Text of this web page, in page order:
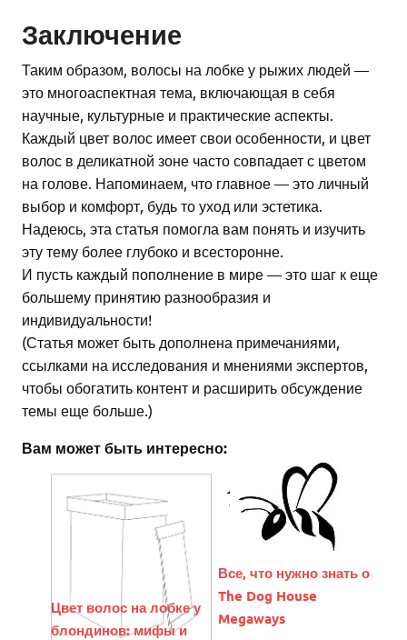
Заключение
Таким образом, волосы на лобке у рыжих людей —
это многоаспектная тема, включающая в себя
научные, культурные и практические аспекты.
Каждый цвет волос имеет свои особенности, и цвет
волос в деликатной зоне часто совпадает с цветом
на голове. Напоминаем, что главное — это личный
выбор и комфорт, будь то уход или эстетика.
Надеюсь, эта статья помогла вам понять и изучить
эту тему более глубоко и всесторонне.
И пусть каждый пополнение в мире — это шаг к еще
большему принятию разнообразия и
индивидуальности!
(Статья может быть дополнена примечаниями,
ссылками на исследования и мнениями экспертов,
чтобы обогатить контент и расширить обсуждение
темы еще больше.)
Вам может быть интересно:
Цвет волос на лобке у
блондинов: мифы и
Все, что нужно знать о
The Dog House
Megaways